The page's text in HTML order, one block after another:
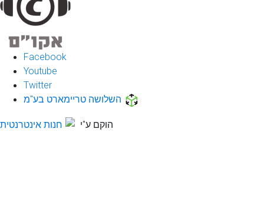
Facebook
Youtube
Twitter
השלושה טריימארט בע"מ
הוקם ע"י חנות אינטרנטית